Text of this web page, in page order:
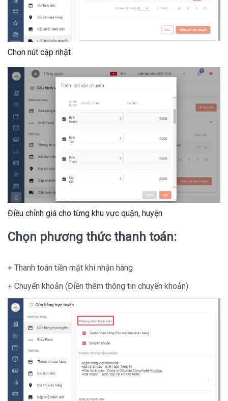
Chọn nút cập nhật
Điều chỉnh giá cho từng khu vực quận, huyện
Chọn phương thức thanh toán:
+ Thanh toán tiền mặt khi nhận hàng
+ Chuyển khoản (Điền thêm thông tin chuyển khoản)